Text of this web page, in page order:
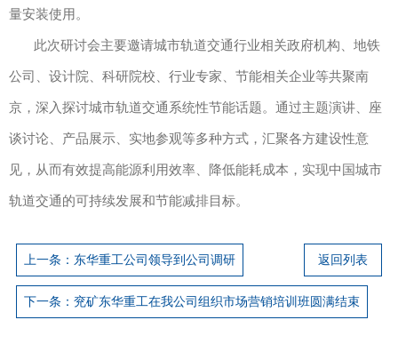
量安装使用。
此次研讨会主要邀请城市轨道交通行业相关政府机构、地铁
公司、设计院、科研院校、行业专家、节能相关企业等共聚南
京，深入探讨城市轨道交通系统性节能话题。通过主题演讲、座
谈讨论、产品展示、实地参观等多种方式，汇聚各方建设性意
见，从而有效提高能源利用效率、降低能耗成本，实现中国城市
轨道交通的可持续发展和节能减排目标。
上一条：东华重工公司领导到公司调研 返回列表
下一条：兖矿东华重工在我公司组织市场营销培训班圆满结束